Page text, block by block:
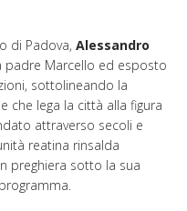
di Padova, Alessandro
Marcello ed esposto
sottolineando la
che lega la città alla figura
attraverso secoli e
reatina rinsalda
preghiera sotto la sua